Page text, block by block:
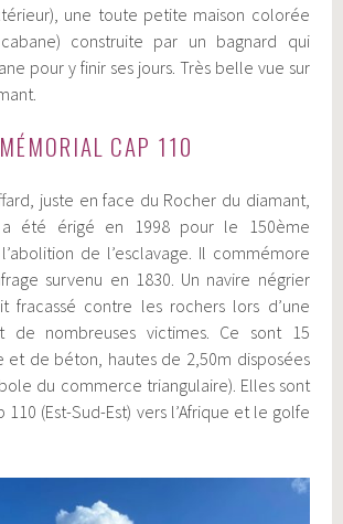
une toute petite maison colorée
construite par un bagnard qui
pour y finir ses jours. Très belle vue sur
MÉMORIAL CAP 110
juste en face du Rocher du diamant,
été érigé en 1998 pour le 150ème
de l’esclavage. Il commémore
survenu en 1830. Un navire négrier
fracassé contre les rochers lors d’une
de nombreuses victimes. Ce sont 15
et de béton, hautes de 2,50m disposées
du commerce triangulaire). Elles sont
(Est-Sud-Est) vers l’Afrique et le golfe